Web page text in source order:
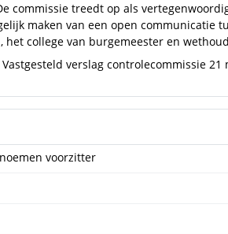
commissie treedt op als
maken van een open communicatie
het college van burgemeester en
Vastgesteld verslag controlecommissie 21
voorzitter